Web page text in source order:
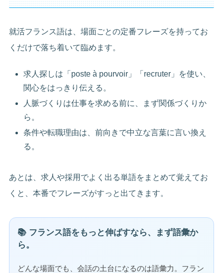
就活フランス語は、場面ごとの定番フレーズを持ってお
くだけで落ち着いて臨めます。
求人探しは「poste à pourvoir」「recruter」を使い、
関心をはっきり伝える。
人脈づくりは仕事を求める前に、まず関係づくりか
ら。
条件や転職理由は、前向きで中立な言葉に言い換え
る。
あとは、求人や採用でよく出る単語をまとめて覚えてお
くと、本番でフレーズがすっと出てきます。
📚 フランス語をもっと伸ばすなら、まず語彙か
ら。
どんな場面でも、会話の土台になるのは語彙力。フラン